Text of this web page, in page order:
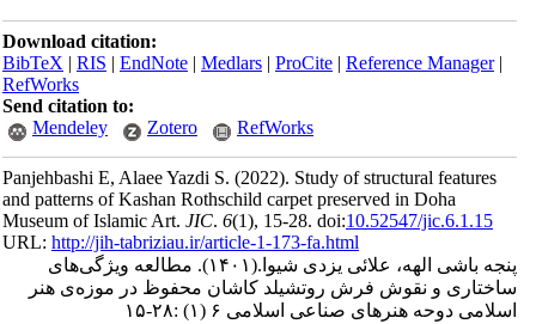
Download citation:
BibTeX|RIS| EndNote| Medlars| ProCite|Reference
RefWorks
Send citation to:
Mendeley
Zotero RefWorks
Panjehbashi E, Alaee Yazdi S.(2022).Study of structural
and patterns of Kashan Rothschild carpet preserved in Doha
Museum of Islamic Art.JIC.6(1), 15-28. doi:10.52547/
URL:http://jih-tabriziau.ir/article-1-173-fa.html
الهه، علائی یزدی شیوا. (۱۴۰۱).
مطالعه ویژگی‌های‌
و نقوش فرش روتشیلد کاشان محفوظ در موزه‌ی هنر
هنرهای صناعی اسلامی ۶ (۱) :۲۸-۱۵